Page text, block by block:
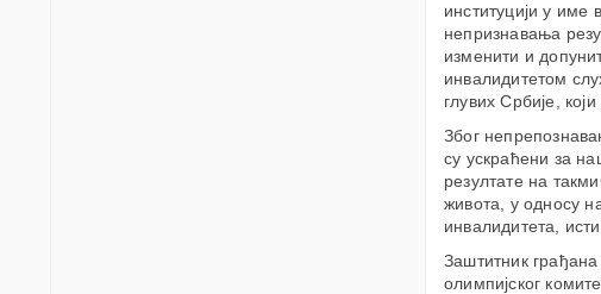
институцији у име
непризнавања
изменити и
инвалидитетом
глувих Србије,
Због
су ускраћени за
резултате на
живота, у односу
инвалидитета,
Заштитник
олимпијског